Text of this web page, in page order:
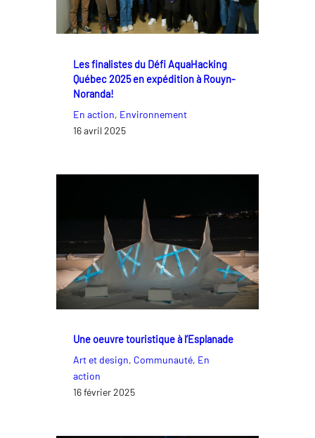
Les finalistes du Défi AquaHacking
Québec 2025 en expédition à Rouyn-
Noranda!
En action, Environnement
16 avril 2025
Une oeuvre touristique à l’Esplanade
Art et design, Communauté, En
action
16 février 2025